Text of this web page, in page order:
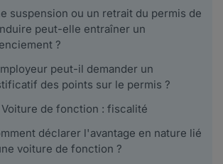
suspension ou un retrait du permis de
peut-elle entraîner un
?
peut-il demander un
des points sur le permis ?
Voiture de fonction : fiscalité
déclarer l'avantage en nature lié
voiture de fonction ?